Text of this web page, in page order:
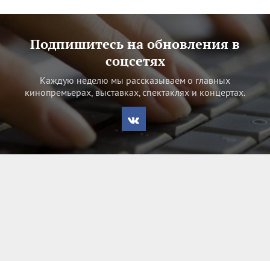
Подпишитесь на обновления в
соцсетях
Каждую неделю мы рассказываем о главных
кинопремьерах, выставках, спектаклях и концертах.